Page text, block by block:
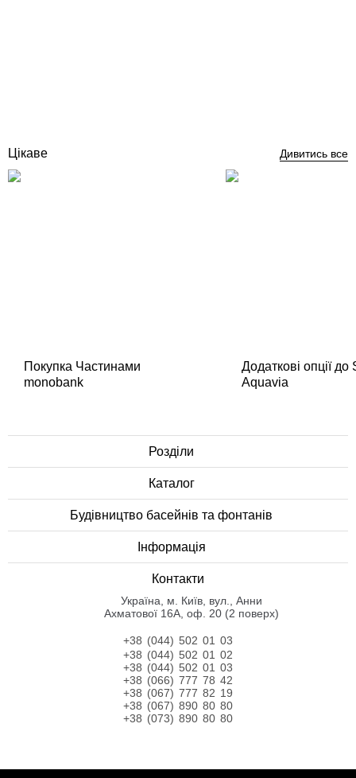
Цікаве Дивитись все
Покупка Частинами
monobank
Додаткові опції
Aquavia
Розділи
Каталог
Будівництво басейнів та фонтанів
Інформація
Контакти
Українa, м. Київ, вул., Анни
Ахматової 16А, оф. 20 (2 поверх)
+38 (044) 502 01 03
+38 (044) 502 01 02
+38 (044) 502 01 03
+38 (066) 777 78 42
+38 (067) 777 82 19
+38 (067) 890 80 80
+38 (073) 890 80 80